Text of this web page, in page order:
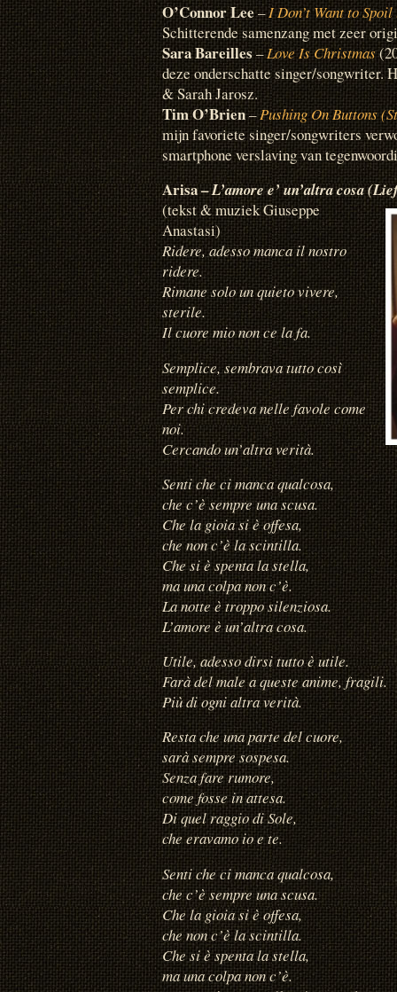
O’Connor Lee–I Don’t Want to
Schitterende samenzang met zeer
Sara Bareilles–Love Is Christmas
deze onderschatte singer/songwriter.
& Sarah Jarosz.
Tim O’Brien–Pushing On Buttons
mijn favoriete singer/songwriters
smartphone verslaving van
Arisa –L’amore e’ un’altra cosa
(tekst & muziek Giuseppe
Anastasi)
Ridere, adesso manca il nostro
ridere.
Rimane solo un quieto vivere,
sterile.
Il cuore mio non ce la fa.
Semplice, sembrava tutto così
semplice.
Per chi credeva nelle favole come
noi.
Cercando un’altra verità.
Senti che ci manca qualcosa,
che c’è sempre una scusa.
Che la gioia si è offesa,
che non c’è la scintilla.
Che si è spenta la stella,
ma una colpa non c’è.
La notte è troppo silenziosa.
L’amore è un’altra cosa.
Utile, adesso dirsi tutto è utile.
Farà del male a queste anime, fragili.
Più di ogni altra verità.
Resta che una parte del cuore,
sarà sempre sospesa.
Senza fare rumore,
come fosse in attesa.
Di quel raggio di Sole,
che eravamo io e te.
Senti che ci manca qualcosa,
che c’è sempre una scusa.
Che la gioia si è offesa,
che non c’è la scintilla.
Che si è spenta la stella,
ma una colpa non c’è.